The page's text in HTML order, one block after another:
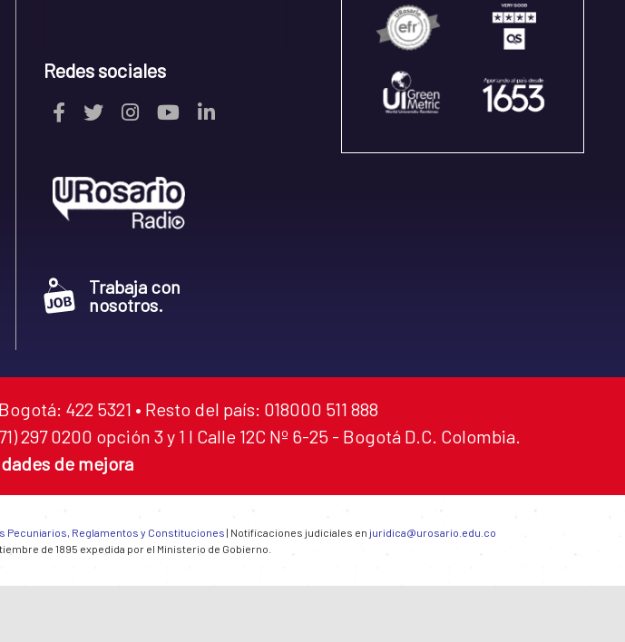
Redes sociales
Trabaja con
nosotros.
422 5321 • Resto del país: 018000 511 888
297 0200 opción 3 y 1 I Calle 12C Nº 6-25 - Bogotá D.C. Colombia.
de mejora
Pecuniarios, Reglamentos y Constituciones | Notificaciones judiciales en juridica@urosario.edu.co
de 1895 expedida por el Ministerio de Gobierno.